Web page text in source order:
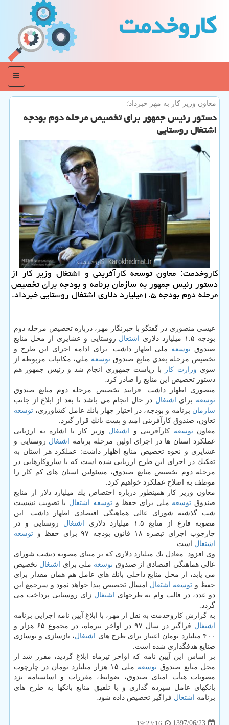
كاروخدمت
منو
معاون وزیر كار به مهر خبرداد؛
دستور رئیس جمهور برای تخصیص مرحله دوم بودجه
اشتغال روستایی
كاروخدمت: معاون توسعه كارآفرینی و اشتغال وزیر كار از
دستور رئیس جمهور به سازمان برنامه و بودجه برای تخصیص
مرحله دوم بودجه ۱.۵میلیارد دلاری اشتغال روستایی خبرداد.
عیسی منصوری در گفتگو با خبرنگار مهر، درباره تخصیص مرحله دوم
بودجه ۱.۵ میلیارد دلاری
اشتغال روستایی و عشایری از محل منابع
صندوقتوسعه ملی اظهار داشت: برای ادامه اجرای این طرح و
تخصیص مرحله بعدی منابع صندوق توسعه ملی، مكاتبات مربوطه از
سوی وزارت كار
با ریاست جمهوری انجام شد و رئیس جمهور هم
دستور تخصیص این منابع را صادر كرد.
منصوری اظهار داشت: فرایند تخصیص مرحله دوم منابع صندوق
توسعه برای اشتغال در حال انجام می باشد تا بعد از ابلاغ از جانب
سازمان برنامه و بودجه، در اختیار چهار بانك عامل كشاورزی، توسعه
تعاون، صندوق كارآفرینی امید و پست بانك قرار گیرد.
معاونتوسعه كارآفرینی و اشتغال وزیر كار با اشاره به ارزیابی
عملكرد استان ها در اجرای اولین مرحله برنامه
اشتغال روستایی و
عشایری و نحوه تخصیص منابع اظهار داشت: عملكرد هر استان به
تفكیك در اجرای این طرح ارزیابی شده است كه با سازوكارهایی در
مرحله دوم تخصیص منابع صندوق، مسئولین استان های كم كار را
موظف به اصلاح عملكرد خواهیم كرد.
معاون وزیر كار همینطور درباره اختصاص یك میلیارد دلار از منابع
صندوق توسعه ملی برای حفظ وتوسعه اشتغال با تصویب نشست
شب گذشته شورای عالی هماهنگی اقتصادی اظهار داشت: این
مصوبه فارغ از منابع ۱.۵ میلیارد دلاری
اشتغال روستایی و در
چارچوب اجرای تبصره ۱۸ قانون بودجه ۹۷ برای حفظ و
توسعه
اشتغال است.
وی افزود: معادل یك میلیارد دلاری كه بر مبنای مصوبه دیشب شورای
عالی هماهنگی اقتصادی از صندوق توسعه ملی برای اشتغال تخصیص
می یابد، از محل منابع داخلی بانك های عامل هم همان مقدار برای
حفظ و توسعه اشتغال امسال تخصیص پیدا خواهد نمود و سرجمع این
دو عدد، در قالب وام به طرحهای
اشتغال زای روستایی پرداخت می
گردد.
به گزارش كاروخدمت به نقل از مهر، با ابلاغ آیین نامه اجرایی برنامه
اشتغال
فراگیر در سال ۹۷ در اواخر تیرماه، در مجموع ۶۵ هزار و
۴۰۰ میلیارد تومان اعتبار برای طرح های
اشتغال، بازسازی و نوسازی
صنایع هدفگذاری شده است.
بر اساس این آیین نامه كه اواخر تیرماه ابلاغ گردید، مقرر شد از
محل منابع صندوق توسعه
ملی ۱۵ هزار میلیارد تومان در چارچوب
مصوبات هیأت امنای صندوق، ضوابط، مقررات و اساسنامه نزد
بانكهای عامل سپرده گذاری و با تلفیق منابع بانكها به طرح های
برنامه
اشتغال فراگیر تخصیص داده شود.
1397/06/23